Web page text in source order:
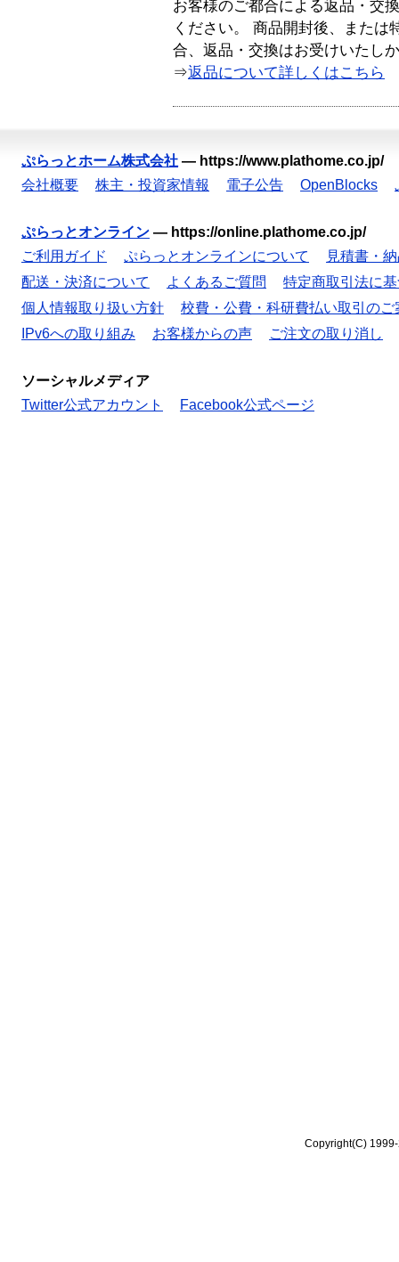
お客様のご都合による返品・交
ください。 商品開封後、または
合、返品・交換はお受けいたし
⇒返品について詳しくはこちら
ぷらっとホーム株式会社 — https://www.plathome.co.jp/
会社概要
株主・投資家情報 電子公告 OpenBlocks
ぷらっとオンライン — https://online.plathome.co.jp/
ご利用ガイド
ぷらっとオンラインについて
見積書・
配送・決済について
よくあるご質問
特定商取引法に
個人情報取り扱い方針
校費・公費・科研費払い取引のご
IPv6への取り組み
お客様からの声 ご注文の取り消し
ソーシャルメディア
Twitter公式アカウント
Facebook公式ページ
Copyright(C)